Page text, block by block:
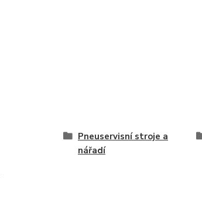
Pneuservisní stroje a
nářadí